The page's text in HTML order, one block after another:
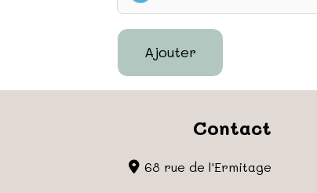
Ajouter
Contact
68 rue de l'Ermitage